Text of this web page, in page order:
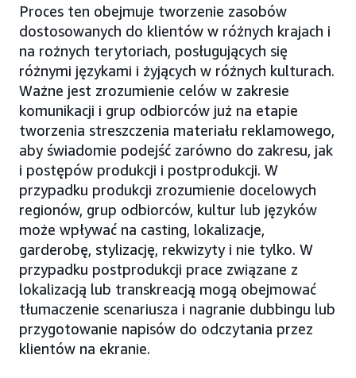
Proces ten obejmuje tworzenie zasobów
dostosowanych do klientów w różnych krajach i
na rożnych terytoriach, posługujących się
różnymi językami i żyjących w różnych kulturach.
Ważne jest zrozumienie celów w zakresie
komunikacji i grup odbiorców już na etapie
tworzenia streszczenia materiału reklamowego,
aby świadomie podejść zarówno do zakresu, jak
i postępów produkcji i postprodukcji. W
przypadku produkcji zrozumienie docelowych
regionów, grup odbiorców, kultur lub języków
może wpływać na casting, lokalizacje,
garderobę, stylizację, rekwizyty i nie tylko. W
przypadku postprodukcji prace związane z
lokalizacją lub transkreacją mogą obejmować
tłumaczenie scenariusza i nagranie dubbingu lub
przygotowanie napisów do odczytania przez
klientów na ekranie.